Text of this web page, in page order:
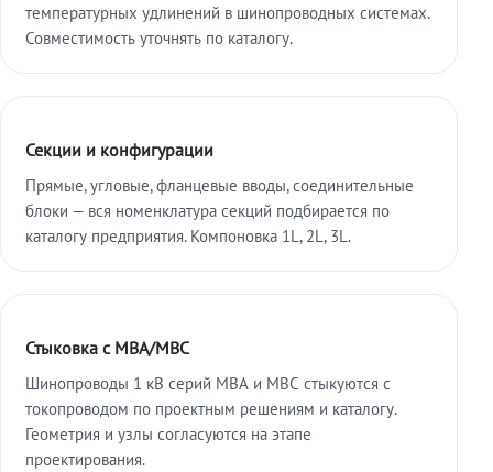
температурных удлинений в шинопроводных системах.
Совместимость уточнять по каталогу.
Секции и конфигурации
Прямые, угловые, фланцевые вводы, соединительные
блоки — вся номенклатура секций подбирается по
каталогу предприятия. Компоновка 1L, 2L, 3L.
Стыковка с МВА/МВС
Шинопроводы 1 кВ серий МВА и МВС стыкуются с
токопроводом по проектным решениям и каталогу.
Геометрия и узлы согласуются на этапе
проектирования.